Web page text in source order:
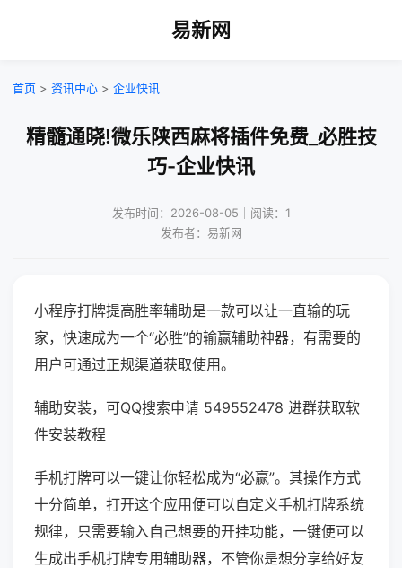
易新网
首页 > 资讯中心 > 企业快讯
精髓通晓!微乐陕西麻将插件免费_必胜技
巧-企业快讯
发布时间：2026-08-05｜阅读：1
发布者：易新网
小程序打牌提高胜率辅助是一款可以让一直输的玩
家，快速成为一个“必胜”的输赢辅助神器，有需要的
用户可通过正规渠道获取使用。
辅助安装，可QQ搜索申请 549552478 进群获取软
件安装教程
手机打牌可以一键让你轻松成为“必赢”。其操作方式
十分简单，打开这个应用便可以自定义手机打牌系统
规律，只需要输入自己想要的开挂功能，一键便可以
生成出手机打牌专用辅助器，不管你是想分享给好友